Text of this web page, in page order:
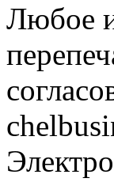
Любое